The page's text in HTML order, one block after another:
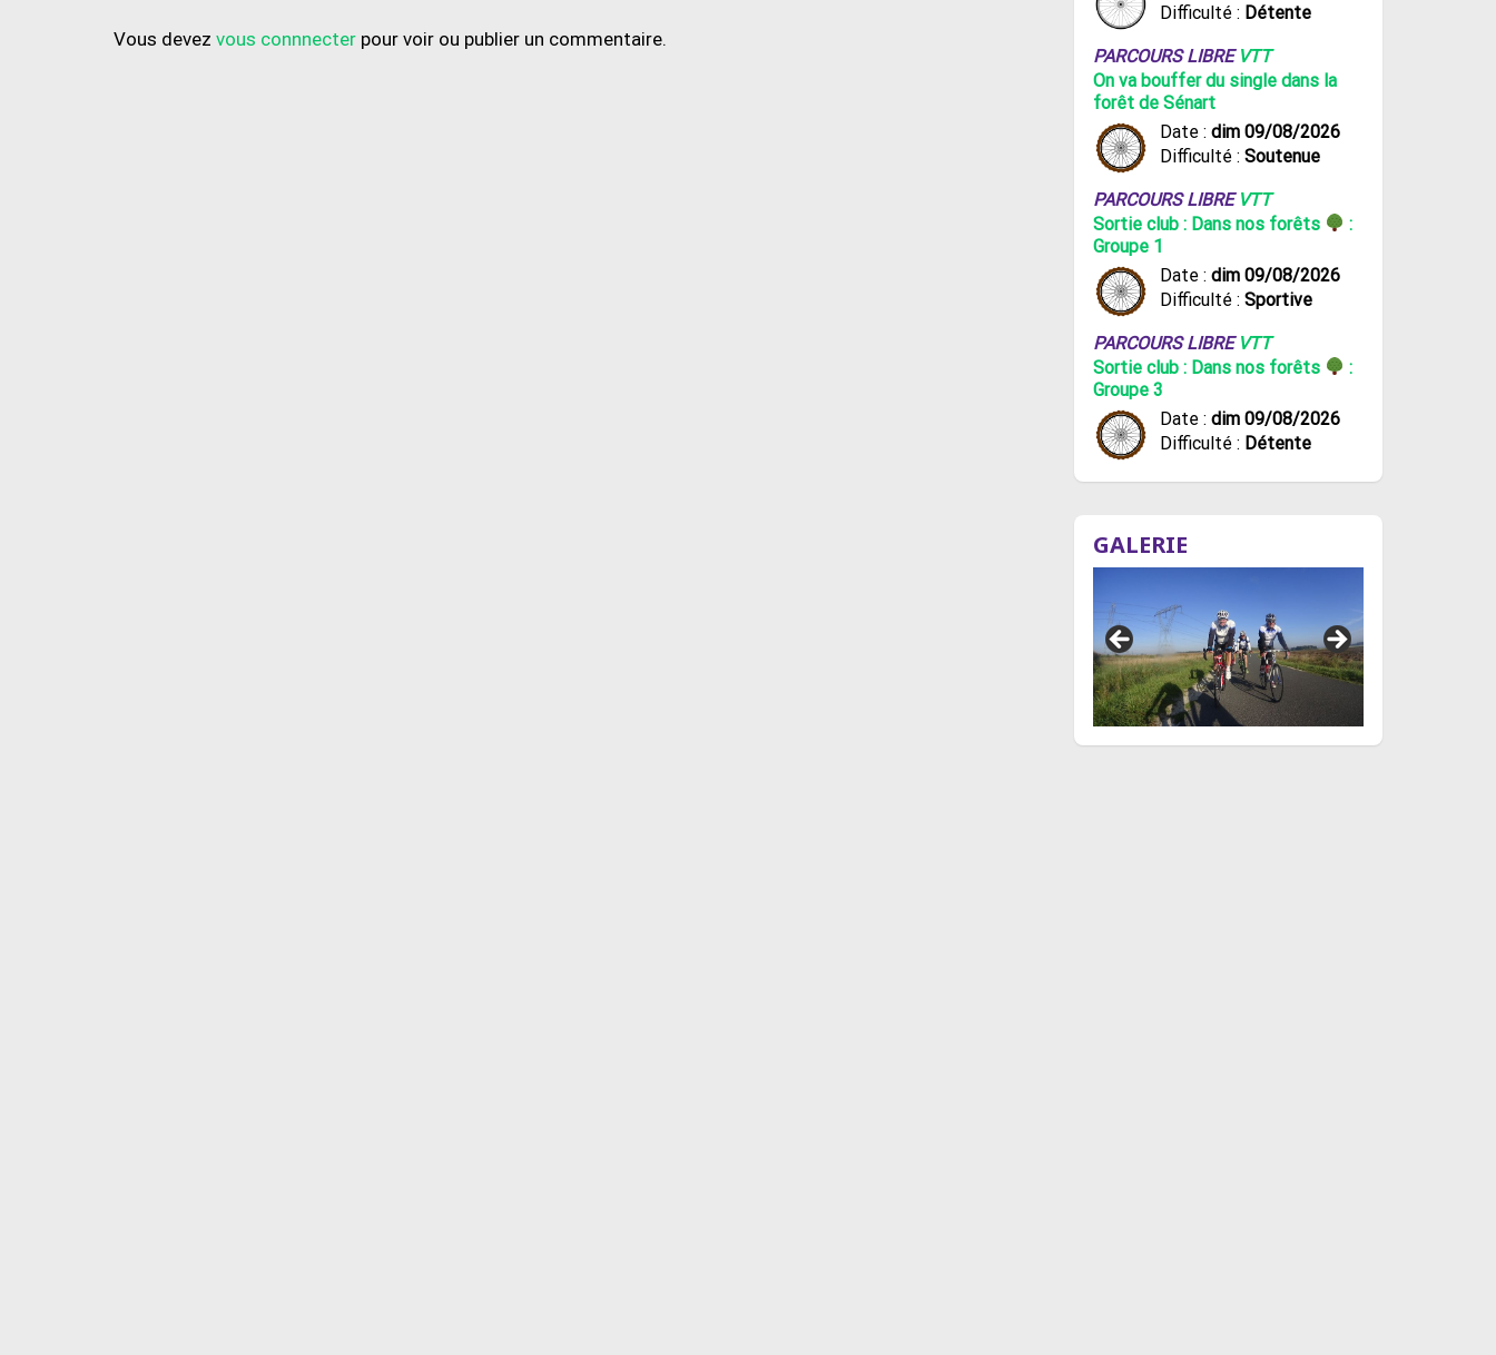
Vous devez vous connnecter pour voir ou publier un commentaire.
Difficulté : Détente
PARCOURS LIBRE VTT
On va bouffer du single dans la
forêt de Sénart
Date : dim 09/08/2026
Difficulté : Soutenue
PARCOURS LIBRE VTT
Sortie club : Dans nos forêts
:
Groupe 1
Date : dim 09/08/2026
Difficulté : Sportive
PARCOURS LIBRE VTT
Sortie club : Dans nos forêts
:
Groupe 3
Date : dim 09/08/2026
Difficulté : Détente
GALERIE